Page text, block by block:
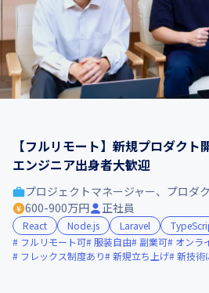
【フルリモート】新規プロダクト
エンジニア出身者大歓迎
プロジェクトマネージャー、プロダ
600-900万円
正社員
React Node.js Laravel
フルリモート可 服装自由 副業可
オンラ
フレックス制度あり
新規立ち上げ 新技術